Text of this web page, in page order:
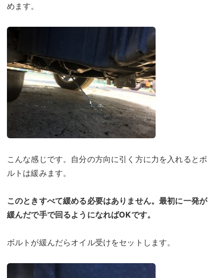
めます。
こんな感じです。自分の方向に引く方に力を入れるとボ
ルトは緩みます。
このときすべて緩める必要はありません。最初に一発が
緩んだで手で回るようになればOKです。
ボルトが緩んだらオイル受けをセットします。